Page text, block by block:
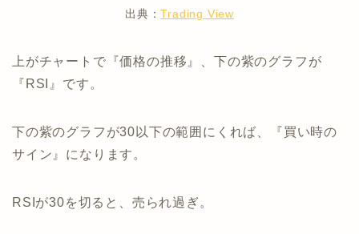
出典：Trading View
上がチャートで『価格の推移』、下の紫のグラフが
『RSI』です。
下の紫のグラフが30以下の範囲にくれば、『買い時の
サイン』になります。
RSIが30を切ると、売られ過ぎ。